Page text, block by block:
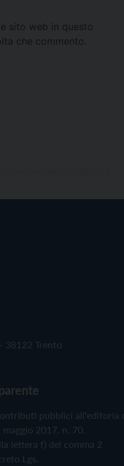
sito web in questo
che commento.
38122 Trento
pubblici all'editoria
2017, n. 70.
lettera f) del comma 2
Lgs.